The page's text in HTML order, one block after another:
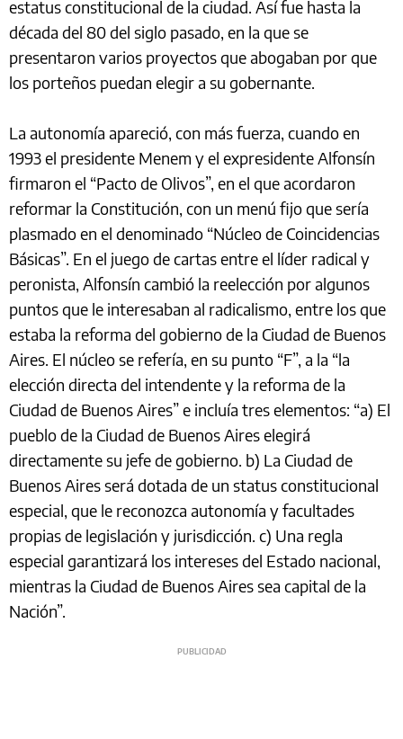
estatus constitucional de la ciudad. Así fue hasta la
década del 80 del siglo pasado, en la que se
presentaron varios proyectos que abogaban por que
los porteños puedan elegir a su gobernante.
La autonomía apareció, con más fuerza, cuando en
1993 el presidente Menem y el expresidente Alfonsín
firmaron el “Pacto de Olivos”, en el que acordaron
reformar la Constitución, con un menú fijo que sería
plasmado en el denominado “Núcleo de Coincidencias
Básicas”. En el juego de cartas entre el líder radical y
peronista, Alfonsín cambió la reelección por algunos
puntos que le interesaban al radicalismo, entre los que
estaba la reforma del gobierno de la Ciudad de Buenos
Aires. El núcleo se refería, en su punto “F”, a la “la
elección directa del intendente y la reforma de la
Ciudad de Buenos Aires” e incluía tres elementos: “a) El
pueblo de la Ciudad de Buenos Aires elegirá
directamente su jefe de gobierno. b) La Ciudad de
Buenos Aires será dotada de un status constitucional
especial, que le reconozca autonomía y facultades
propias de legislación y jurisdicción. c) Una regla
especial garantizará los intereses del Estado nacional,
mientras la Ciudad de Buenos Aires sea capital de la
Nación”.